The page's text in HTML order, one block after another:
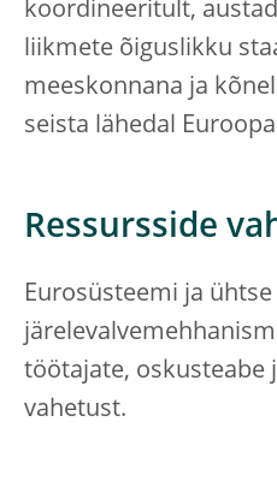
koordineeritult,
liikmete õiguslikku
meeskonnana ja
seista lähedal
Ressursside
Eurosüsteemi ja ühtse
töötajate, oskusteabe
vahetust.